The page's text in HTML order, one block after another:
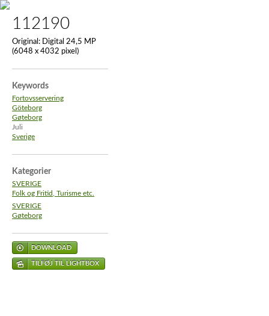
112190
Original: Digital 24,5 MP
(6048 x 4032 pixel)
Keywords
Fortovsservering
Göteborg
Gøteborg
Juli
Sverige
Kategorier
SVERIGE
Folk og Fritid, Turisme etc.
SVERIGE
Gøteborg
DOWNLOAD
TILFØJ TIL LIGHTBOX